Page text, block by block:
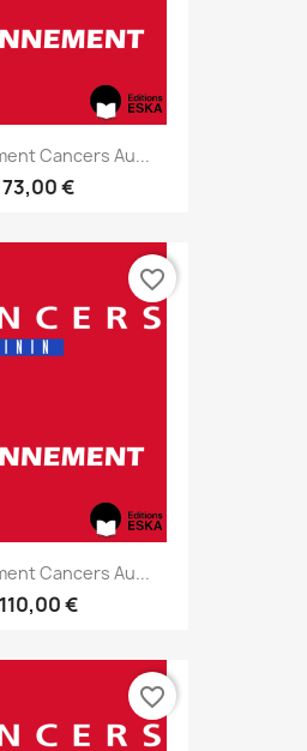
Cancers Au...
73,00 €
Cancers Au...
110,00 €
favorite_border
favorite_border